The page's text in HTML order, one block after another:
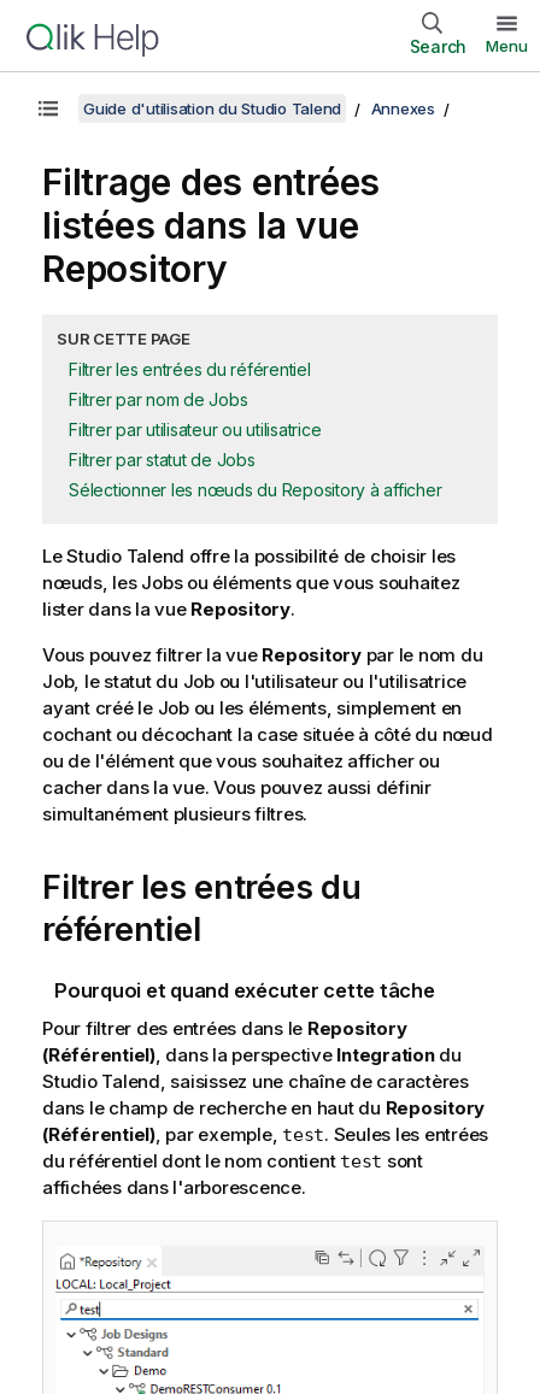
Search Menu
Guide d'utilisation du Studio Talend Annexes
Filtrage des entrées
listées dans la vue
Repository
SUR CETTE PAGE
Filtrer les entrées du référentiel
Filtrer par nom de Jobs
Filtrer par utilisateur ou utilisatrice
Filtrer par statut de Jobs
Sélectionner les nœuds du Repository à afficher
LeStudio Talend offre la possibilité de choisir les
nœuds, les Jobs ou éléments que vous souhaitez
lister dans la vue Repository.
Vous pouvez filtrer la vue Repositorypar le nom du
Job, le statut du Job ou l'utilisateur ou l'utilisatrice
ayant créé le Job ou les éléments, simplement en
cochant ou décochant la case située à côté du nœud
ou de l'élément que vous souhaitez afficher ou
cacher dans la vue. Vous pouvez aussi définir
simultanément plusieurs filtres.
Filtrer les entrées du
référentiel
Pourquoi et quand exécuter cette tâche
Pour filtrer des entrées dans le Repository
(Référentiel), dans la perspective Integration du
Studio Talend , saisissez une chaîne de caractères
dans le champ de recherche en haut du Repository
(Référentiel), par exemple, test. Seules les entrées
du référentiel dont le nom contient test sont
affichées dans l'arborescence.